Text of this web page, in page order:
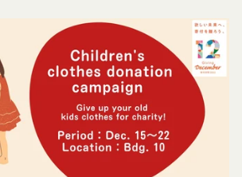
の利用規約の執行、当社の運営または
のために、開示が合理的に必要である
、お客様情報の全部または一部を開
ります。
または譲渡に際し、当社が取得した
または一部を関係者に移転すること
かであって、法定代理人、後見人､保
人の同意等を得ていなかった場合
請に虚偽の事項が含まれている場
の契約に違反した者またはその関
当社が判断した場合
等（暴力団、暴力団員、右翼団
勢力、その他これに準ずるものを